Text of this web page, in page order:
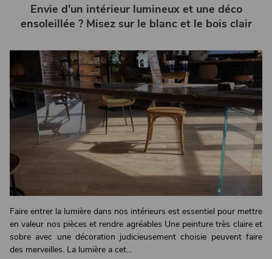
Envie d'un intérieur lumineux et une déco
ensoleillée ? Misez sur le blanc et le bois clair
Faire entrer la lumière dans nos intérieurs est essentiel pour mettre
en valeur nos pièces et rendre agréables Une peinture très claire et
sobre avec une décoration judicieusement choisie peuvent faire
des merveilles. La lumière a cet...